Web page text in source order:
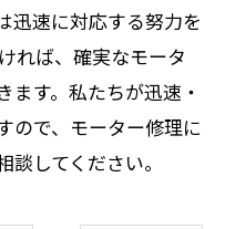
迅速に対応する努力を
れば、確実なモータ
ます。私たちが迅速・
ので、モーター修理に
してください。